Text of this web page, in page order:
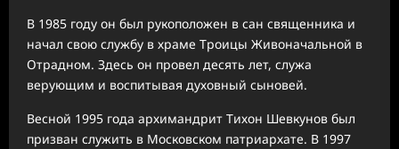
В 1985 году он был рукоположен в сан священника и
начал свою службу в храме Троицы Живоначальной в
Отрадном. Здесь он провел десять лет, служа
верующим и воспитывая духовный сыновей.
Весной 1995 года архимандрит Тихон Шевкунов был
призван служить в Московском патриархате. В 1997